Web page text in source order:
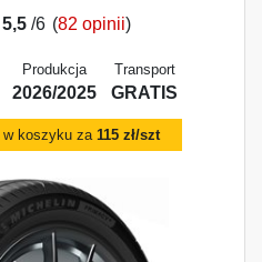
5,5/6 (82 opinii)
Produkcja
2026/2025
Transport
GRATIS
w koszyku za115 zł/szt